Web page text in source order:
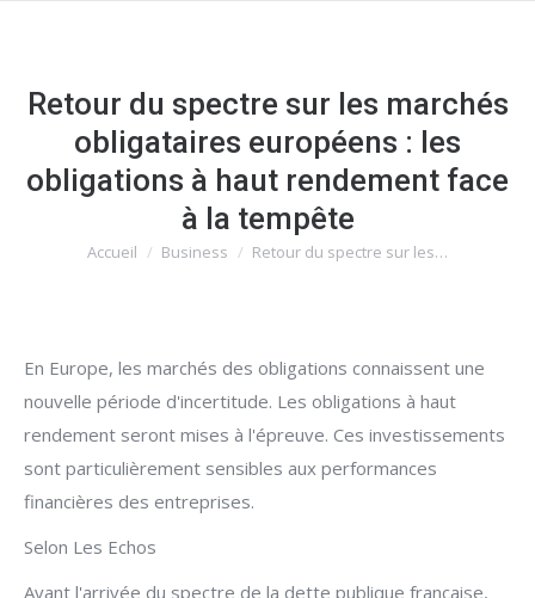
Retour du spectre sur les marchés
obligataires européens : les
obligations à haut rendement face
à la tempête
Vous êtes ici :
Accueil Business Retour du spectre sur les…
En Europe, les marchés des obligations connaissent une
nouvelle période d'incertitude. Les obligations à haut
rendement seront mises à l'épreuve. Ces investissements
sont particulièrement sensibles aux performances
financières des entreprises.
Selon Les Echos
Avant l'arrivée du spectre de la dette publique française,